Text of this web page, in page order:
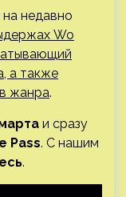
недавно
Wo
а также
жанра.
и сразу
Pass. С нашим
.